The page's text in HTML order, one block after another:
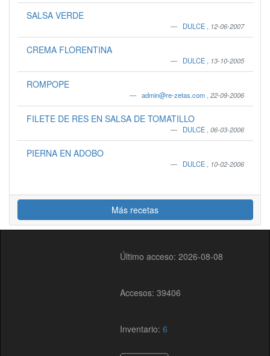
SALSA VERDE
DULCE 12-06-2007
CREMA FLORENTINA
DULCE 13-10-2005
ROMPOPE
admin@re-zetas.com 22-09-2006
FILETE DE RES EN SALSA DE TOMATILLO
DULCE 06-03-2006
PIERNA EN ADOBO
DULCE 10-02-2006
Más recetas
Último acceso: 2026-08-08
Accesos: 39406
Inventario:6